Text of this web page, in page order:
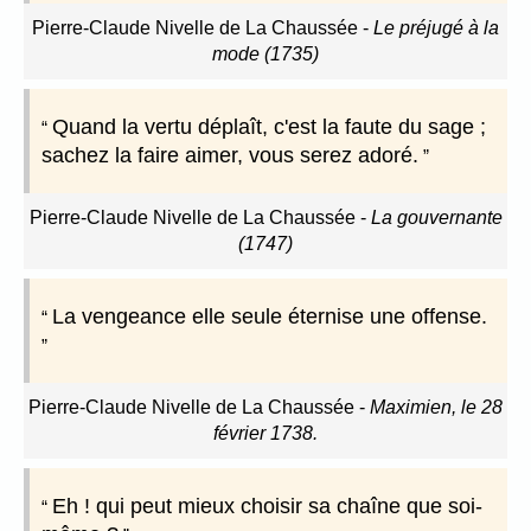
Pierre-Claude Nivelle de La Chaussée - Le préjugé à la
mode (1735)
Quand la vertu déplaît, c'est la faute du sage ;
sachez la faire aimer, vous serez adoré.
Pierre-Claude Nivelle de La Chaussée- La gouvernante
(1747)
La vengeance elle seule éternise une offense.
Pierre-Claude Nivelle de La Chaussée - Maximien, le 28
février 1738.
Eh ! qui peut mieux choisir sa chaîne que soi-